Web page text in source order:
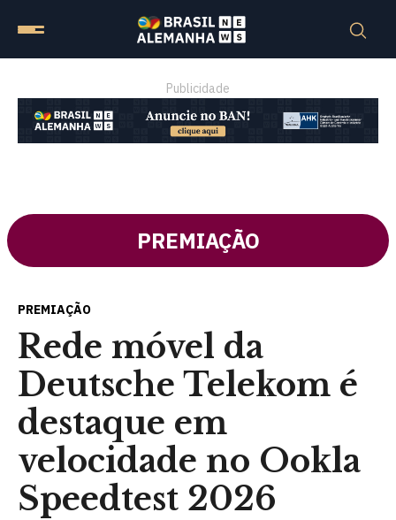
Publicidade
PREMIAÇÃO
PREMIAÇÃO
Rede móvel da
Deutsche Telekom é
destaque em
velocidade no Ookla
Speedtest 2026